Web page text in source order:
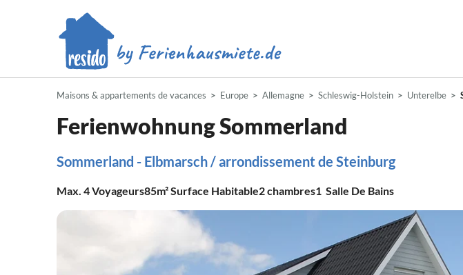
Maisons & appartements de vacances Europe Allemagne Schleswig-Holstein Unterelbe
Ferienwohnung Sommerland
Sommerland - Elbmarsch / arrondissement de Steinburg
Max. 4Voyageurs85m²Surface Habitable2chambres1 Salle De Bains